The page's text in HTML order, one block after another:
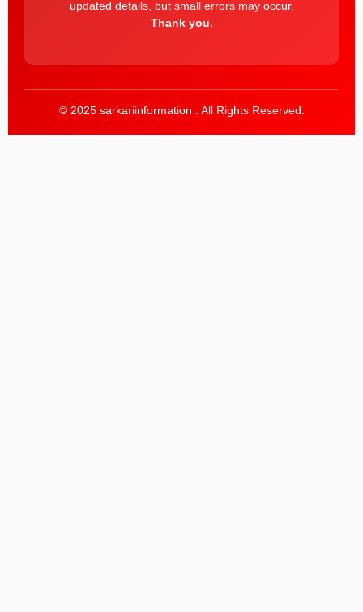
updated details, but small errors may occur.
Thank you.
© 2025 sarkariinformation . All Rights Reserved.